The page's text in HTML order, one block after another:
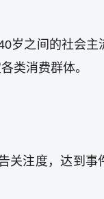
岁之间的社会主
类消费群体。
关注度，达到事